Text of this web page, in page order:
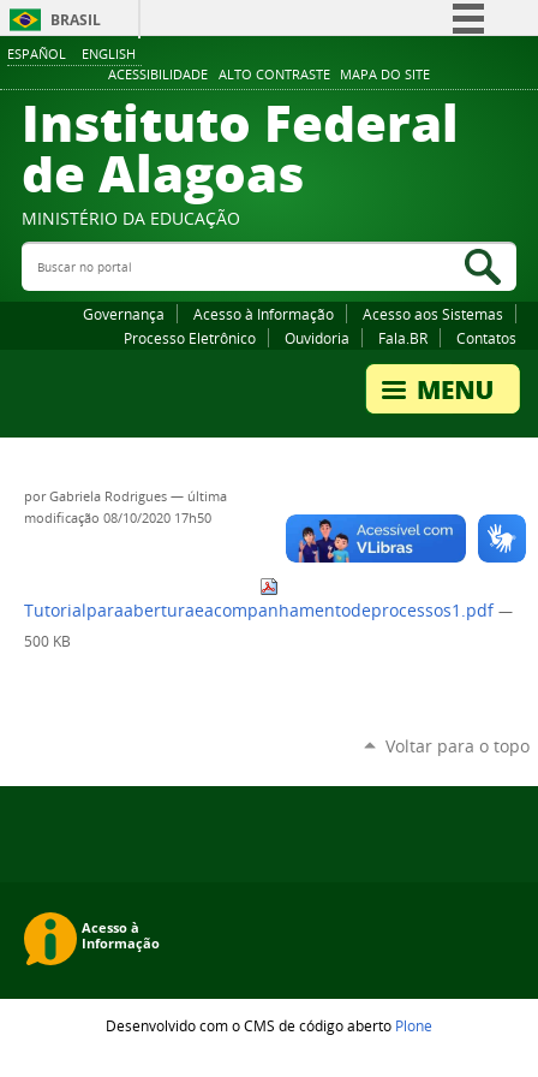
ESPAÑOL ENGLISH
ACESSIBILIDADE ALTO CONTRASTE MAPA DO SITE
BRASIL
Comunica BR
Participe
Canais
Instituto Federal
de Alagoas
MINISTÉRIO DA EDUCAÇÃO
Buscar no portal
Governança Acesso à Informação
Acesso aos Sistemas
Processo Eletrônico
Ouvidoria Fala.BR Contatos
porGabriela Rodrigues — última
modificação 08/10/2020 17h50
Tutorialparaaberturaeacompanhamentodeprocessos1.pdf —
500 KB
Voltar para o topo
Desenvolvido com o CMS de código aberto Plone